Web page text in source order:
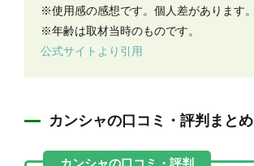
※使用感の感想です。個人差があります。
※年齢は取材当時のものです。
公式サイトより引用
カンシャの口コミ・評判まとめ